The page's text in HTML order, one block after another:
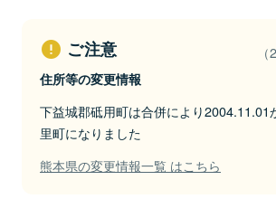
ご注意
住所等の変更情報
下益城郡砥用町は合併により2004.11.01
里町になりました
熊本県の変更情報一覧 はこちら